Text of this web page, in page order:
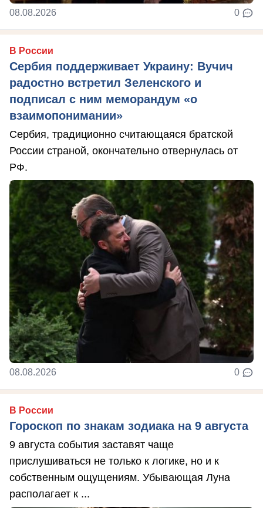
08.08.2026 0
В России
Сербия поддерживает Украину: Вучич
радостно встретил Зеленского и
подписал с ним меморандум «о
взаимопонимании»
Сербия, традиционно считающаяся братской
России страной, окончательно отвернулась от
РФ.
08.08.2026 0
В России
Гороскоп по знакам зодиака на 9 августа
9 августа события заставят чаще
прислушиваться не только к логике, но и к
собственным ощущениям. Убывающая Луна
располагает к ...